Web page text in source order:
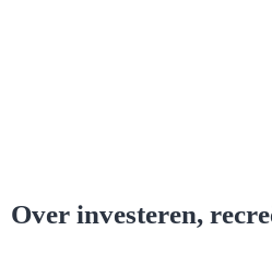
Over investeren,